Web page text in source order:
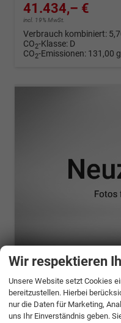
41.434,– €
incl. 19% MwSt.
Verbrauch kombiniert:
CO2-Klasse: D
CO2-Emissionen: 131,00
ab 822,– € mtl.
Nissan X-Trail
1.5 e-4ORCE N-Trek
unverbindliche Lieferzeit: 6
Wir respektieren
Unsere Website setzt Cookies
bereitzustellen. Hierbei
nur die Daten für Marketing,
uns Ihr Einverständnis geben.